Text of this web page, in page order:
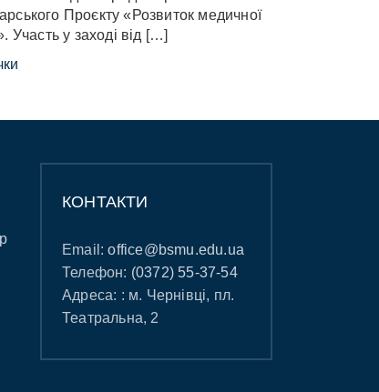
Проєкту «Розвиток медичної
Участь у заході від […]
КОНТАКТИ
Email:office@bsmu.edu.ua
Телефон: (0372) 55-37-54
Адреса: : м. Чернівці, пл.
Театральна, 2